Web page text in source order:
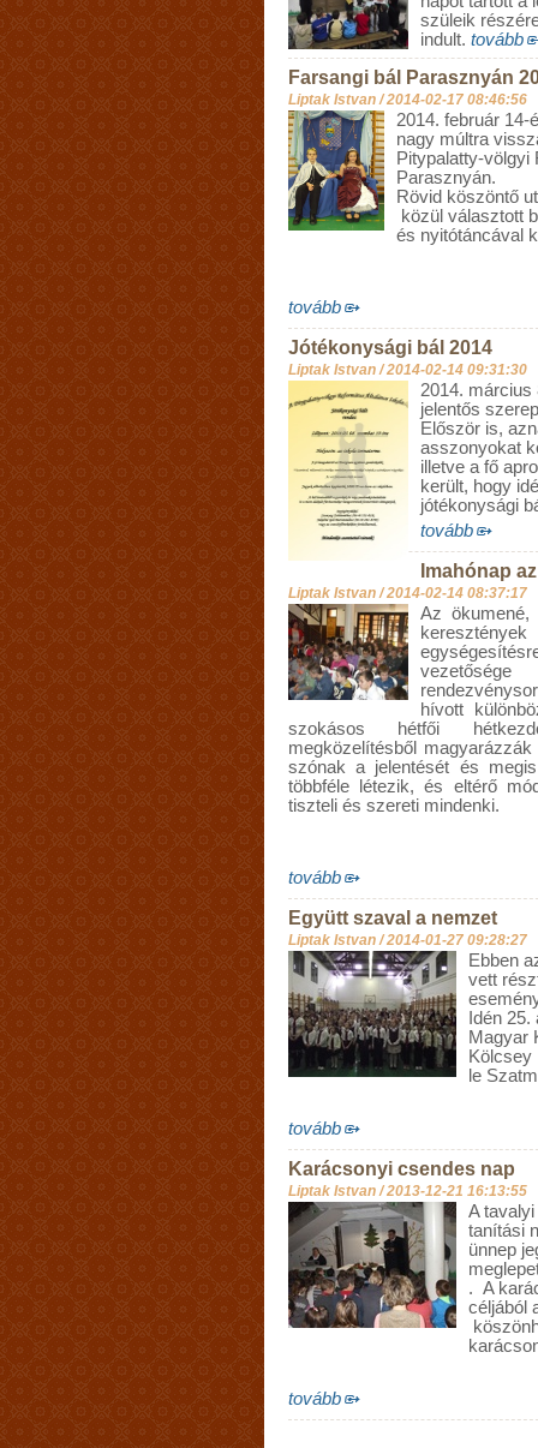
szüleik
indult. tovább
Farsangi bál Parasznyán
Liptak Istvan /2014-02-17 08:46:56
2014. február
nagy múltra
Pitypalatty-völgyi
Parasznyán.
Rövid köszöntő
közül választott
és nyitótáncával
tovább
Jótékonysági bál 2014
Liptak Istvan /2014-02-14 09:31:30
2014.
jelentős
Először is,
asszonyokat
illetve a fő
került, hogy
jótékonysági
tovább
Imahónap
Liptak Istvan /2014-02-14 08:37:17
Az
hívott
szokásos hétfői
megközelítésből
szónak a jelentését és
többféle létezik, és eltérő
tiszteli és szereti mindenki.
tovább
Együtt szaval a nemzet
Liptak Istvan /2014-01-27 09:28:27
Ebben
vett
Idén
Magyar
Kölcsey
le
tovább
Karácsonyi csendes nap
Liptak Istvan /2013-12-21 16:13:55
A
tanítási
ünnep
. A
céljából
tovább